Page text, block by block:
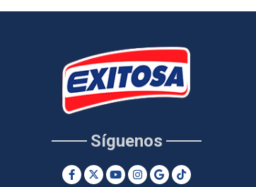
Síguenos